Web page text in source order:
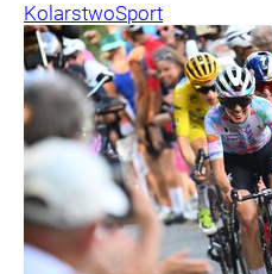
KolarstwoSport